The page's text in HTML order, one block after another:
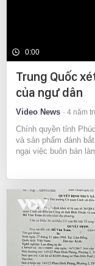
0:00
Trung Quốc
của ngư dân
Video News 4 năm
Chính quyền tỉnh
và sản phẩm đánh
ngại việc buôn bán